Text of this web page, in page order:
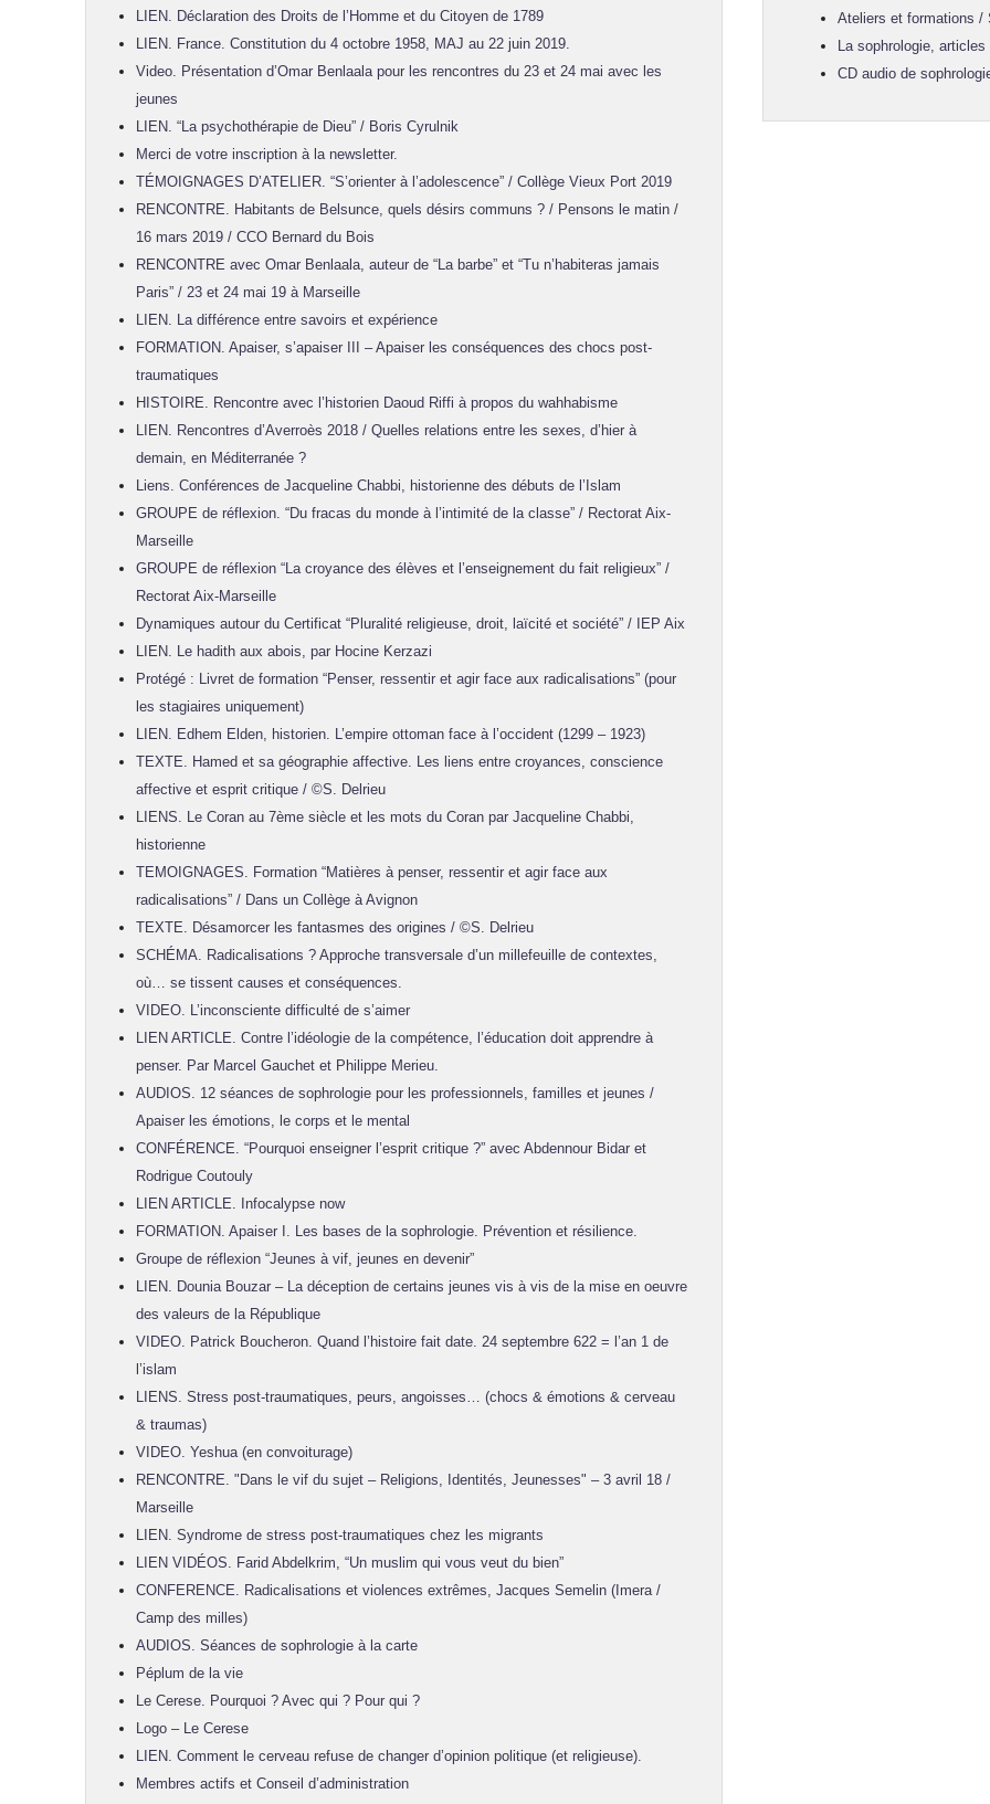
LIEN. Déclaration des Droits de l’Homme et du Citoyen de 1789
LIEN. France. Constitution du 4 octobre 1958, MAJ au 22 juin 2019.
Video. Présentation d’Omar Benlaala pour les rencontres du 23 et 24 mai avec les
jeunes
LIEN. “La psychothérapie de Dieu” / Boris Cyrulnik
Merci de votre inscription à la newsletter.
TÉMOIGNAGES D’ATELIER. “S’orienter à l’adolescence” / Collège Vieux Port 2019
RENCONTRE. Habitants de Belsunce, quels désirs communs ? / Pensons le matin /
16 mars 2019 / CCO Bernard du Bois
RENCONTRE avec Omar Benlaala, auteur de “La barbe” et “Tu n’habiteras jamais
Paris” / 23 et 24 mai 19 à Marseille
LIEN. La différence entre savoirs et expérience
FORMATION. Apaiser, s’apaiser III – Apaiser les conséquences des chocs post-
traumatiques
HISTOIRE. Rencontre avec l’historien Daoud Riffi à propos du wahhabisme
LIEN. Rencontres d’Averroès 2018 / Quelles relations entre les sexes, d’hier à
demain, en Méditerranée ?
Liens. Conférences de Jacqueline Chabbi, historienne des débuts de l’Islam
GROUPE de réflexion. “Du fracas du monde à l’intimité de la classe” / Rectorat Aix-
Marseille
GROUPE de réflexion “La croyance des élèves et l’enseignement du fait religieux” /
Rectorat Aix-Marseille
Dynamiques autour du Certificat “Pluralité religieuse, droit, laïcité et société” / IEP Aix
LIEN. Le hadith aux abois, par Hocine Kerzazi
Protégé : Livret de formation “Penser, ressentir et agir face aux radicalisations” (pour
les stagiaires uniquement)
LIEN. Edhem Elden, historien. L’empire ottoman face à l’occident (1299 – 1923)
TEXTE. Hamed et sa géographie affective. Les liens entre croyances, conscience
affective et esprit critique / ©S. Delrieu
LIENS. Le Coran au 7ème siècle et les mots du Coran par Jacqueline Chabbi,
historienne
TEMOIGNAGES. Formation “Matières à penser, ressentir et agir face aux
radicalisations” / Dans un Collège à Avignon
TEXTE. Désamorcer les fantasmes des origines / ©S. Delrieu
SCHÉMA. Radicalisations ? Approche transversale d’un millefeuille de contextes,
où… se tissent causes et conséquences.
VIDEO. L’inconsciente difficulté de s’aimer
LIEN ARTICLE. Contre l’idéologie de la compétence, l’éducation doit apprendre à
penser. Par Marcel Gauchet et Philippe Merieu.
AUDIOS. 12 séances de sophrologie pour les professionnels, familles et jeunes /
Apaiser les émotions, le corps et le mental
CONFÉRENCE. “Pourquoi enseigner l’esprit critique ?” avec Abdennour Bidar et
Rodrigue Coutouly
LIEN ARTICLE. Infocalypse now
FORMATION. Apaiser I. Les bases de la sophrologie. Prévention et résilience.
Groupe de réflexion “Jeunes à vif, jeunes en devenir”
LIEN. Dounia Bouzar – La déception de certains jeunes vis à vis de la mise en oeuvre
des valeurs de la République
VIDEO. Patrick Boucheron. Quand l’histoire fait date. 24 septembre 622 = l’an 1 de
l’islam
LIENS. Stress post-traumatiques, peurs, angoisses… (chocs & émotions & cerveau
& traumas)
VIDEO. Yeshua (en convoiturage)
RENCONTRE. "Dans le vif du sujet – Religions, Identités, Jeunesses" – 3 avril 18 /
Marseille
LIEN. Syndrome de stress post-traumatiques chez les migrants
LIEN VIDÉOS. Farid Abdelkrim, “Un muslim qui vous veut du bien”
CONFERENCE. Radicalisations et violences extrêmes, Jacques Semelin (Imera /
Camp des milles)
AUDIOS. Séances de sophrologie à la carte
Péplum de la vie
Le Cerese. Pourquoi ? Avec qui ? Pour qui ?
Logo – Le Cerese
LIEN. Comment le cerveau refuse de changer d’opinion politique (et religieuse).
Membres actifs et Conseil d’administration
Ateliers et formations /
La sophrologie, articles
CD audio de